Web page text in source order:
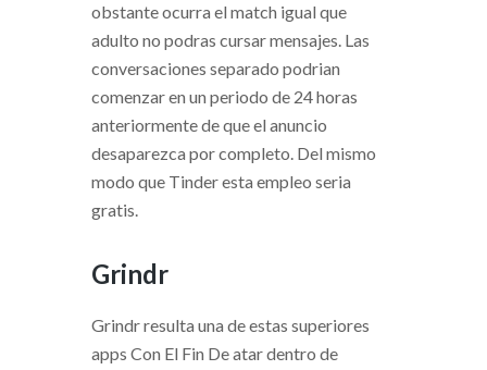
obstante ocurra el match igual que
adulto no podras cursar mensajes. Las
conversaciones separado podri­an
comenzar en un periodo de 24 horas
anteriormente de que el anuncio
desaparezca por completo. Del mismo
modo que Tinder esta empleo seri­a
gratis.
Grindr
Grindr resulta una de estas superiores
apps Con El Fin De atar dentro de